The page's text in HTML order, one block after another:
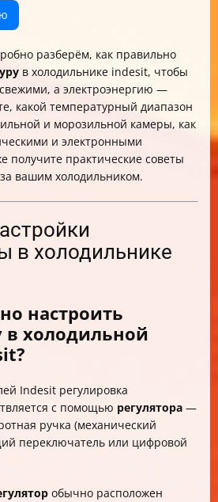
проблем с
правильному размещению
разберём, как правильно
в холодильнике indesit, чтобы
а электроэнергию —
какой температурный диапазон
и морозильной камеры, как
и электронными
получите практические советы
вашим холодильником.
в холодильнике
настроить
в холодильной
Indesit регулировка
с помощью регулятора —
ручка (механический
переключатель или цифровой
обычно расположен